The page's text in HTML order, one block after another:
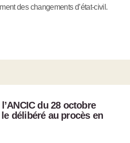
des changements d’état-civil.
du 28 octobre
délibéré au procès en